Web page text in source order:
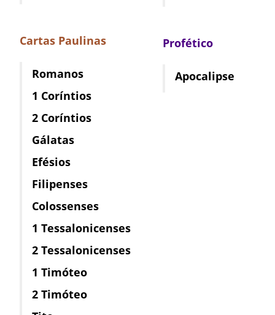
Cartas Paulinas
Romanos
1 Coríntios
2 Coríntios
Gálatas
Efésios
Filipenses
Colossenses
1 Tessalonicenses
2 Tessalonicenses
1 Timóteo
2 Timóteo
Profético
Apocalipse